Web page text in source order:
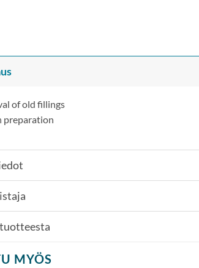
of old fillings
preparation
MYÖS